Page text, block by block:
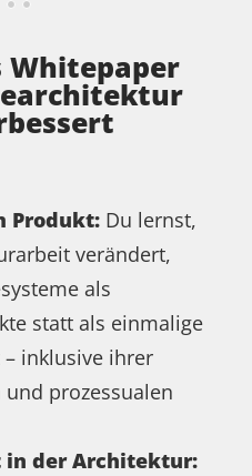
Whitepaper
Produkt: Du lernst,
verändert,
als
statt als einmalige
inklusive ihrer
prozessualen
in der Architektur: